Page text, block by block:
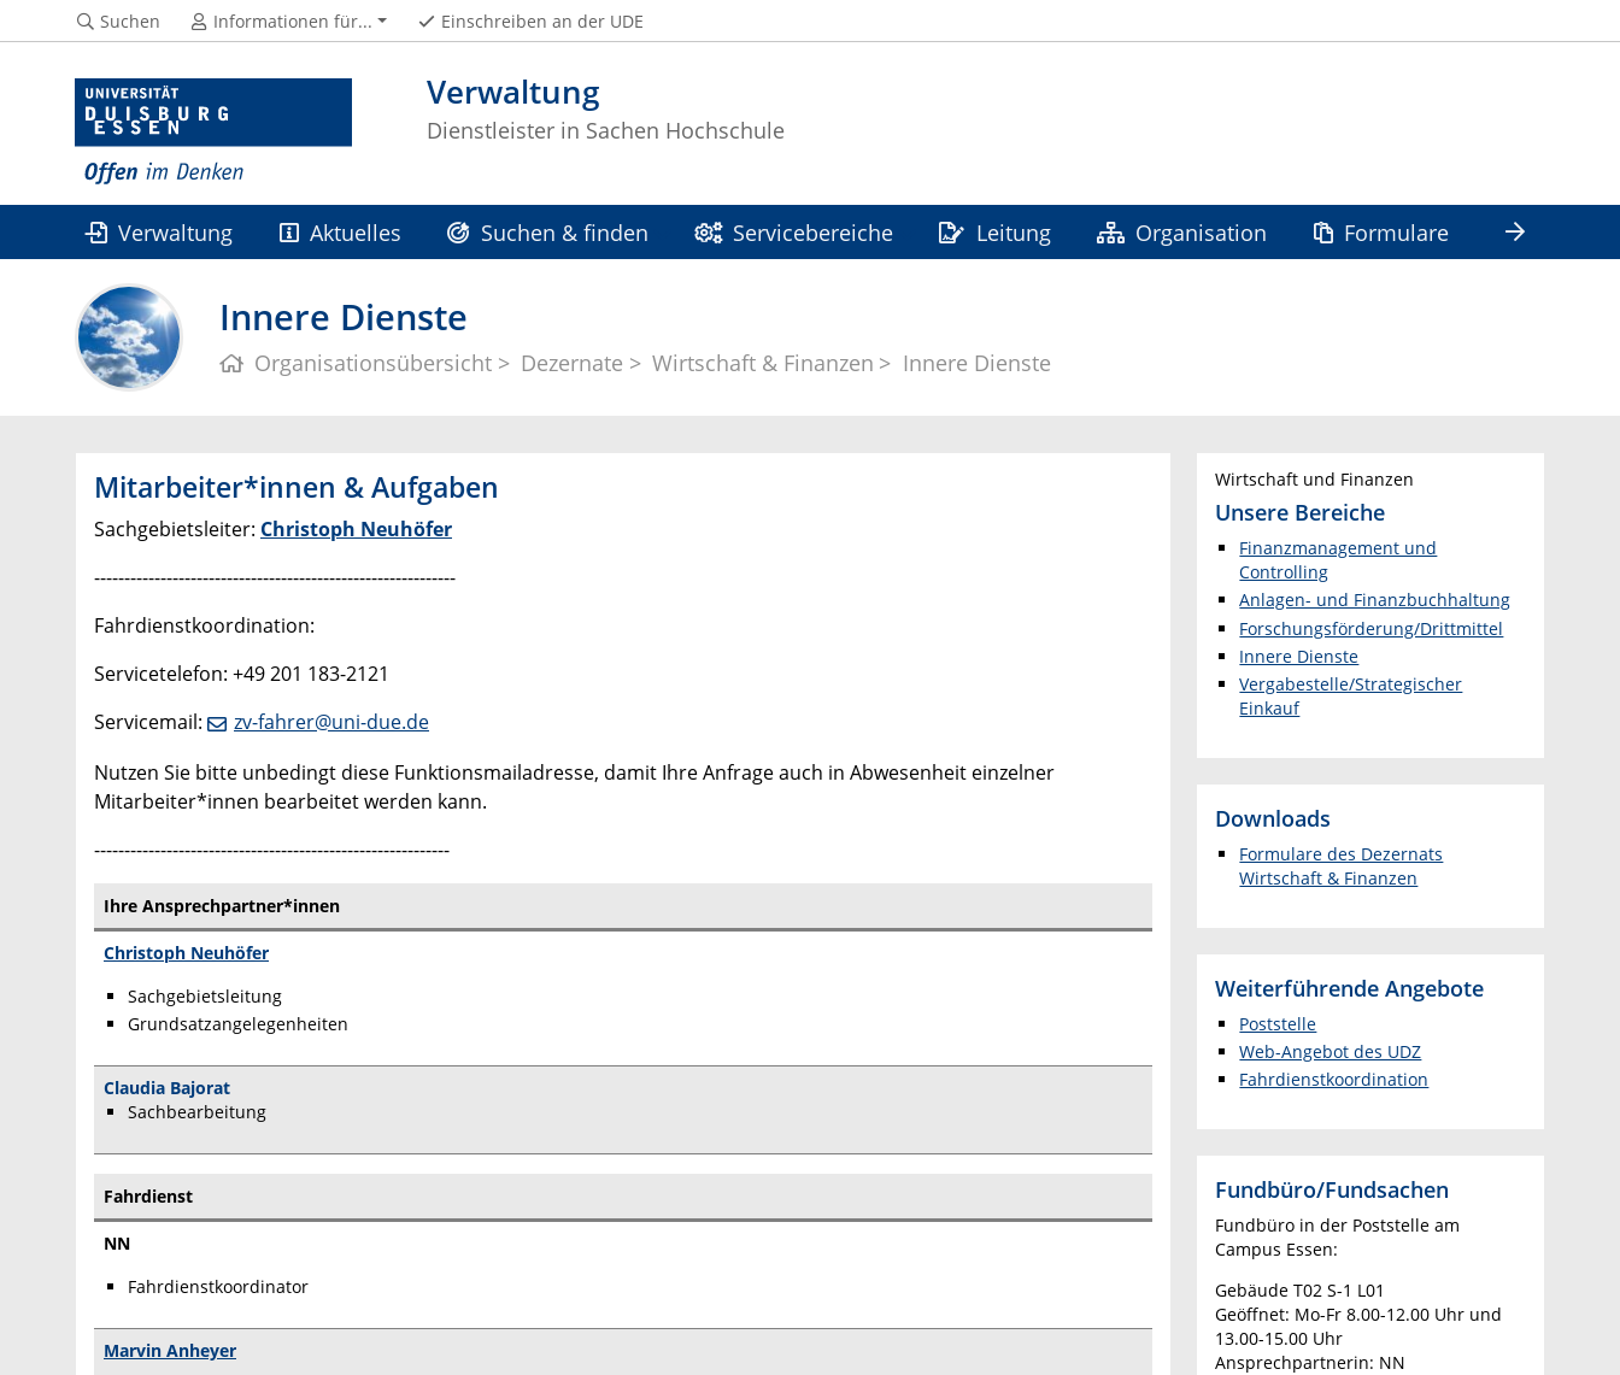
Verwaltung
Dienstleister in Sachen Hochschule
Suchen Informationen für... Einschreiben an der UDE
Verwaltung Aktuelles Suchen & finden Servicebereiche Leitung Organisation
Formulare
HISQIS Online-Portal
Innere Dienste
Organisationsübersicht Dezernate Wirtschaft & Finanzen Innere Dienste
Mitarbeiter*innen & Aufgaben
Sachgebietsleiter: Christoph Neuhöfer
------------------------------------------------------------
Fahrdienstkoordination:
Servicetelefon: +49 201 183-2121
Servicemail:
zv-fahrer@uni-due.de
Nutzen Sie bitte unbedingt diese Funktionsmailadresse, damit Ihre Anfrage auch in Abwesenheit einzelner
Mitarbeiter*innen bearbeitet werden kann.
-----------------------------------------------------------
Ihre Ansprechpartner*innen
Christoph Neuhöfer
Sachgebietsleitung
Grundsatzangelegenheiten
Claudia Bajorat
Sachbearbeitung
Fahrdienst
NN
Fahrdienstkoordinator
Marvin Anheyer
Wirtschaft und Finanzen
Unsere Bereiche
Finanzmanagement und
Controlling
Anlagen- und Finanzbuchhaltung
Forschungsförderung/Drittmittel
Innere Dienste
Vergabestelle/Strategischer
Einkauf
Downloads
Formulare des Dezernats
Wirtschaft & Finanzen
Weiterführende Angebote
Poststelle
Web-Angebot des UDZ
Fahrdienstkoordination
Fundbüro/Fundsachen
Fundbüro in der Poststelle am
Campus Essen:
Gebäude T02 S-1 L01
Geöffnet: Mo-Fr 8.00-12.00 Uhr und
13.00-15.00 Uhr
Ansprechpartnerin: NN